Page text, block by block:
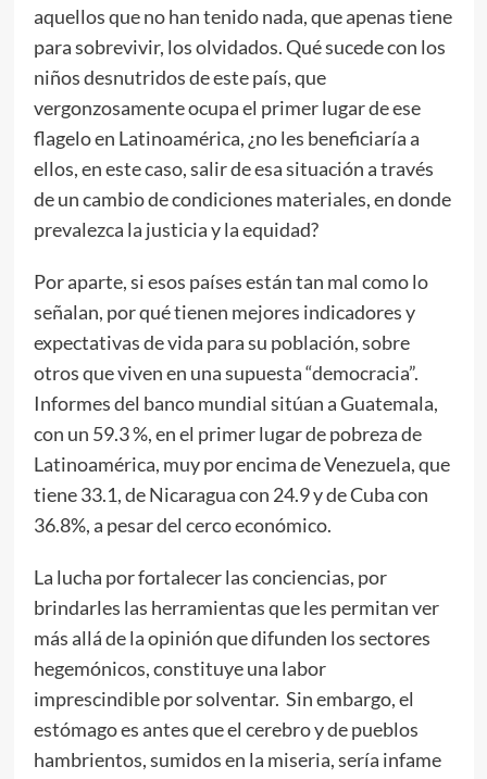
aquellos que no han tenido nada, que apenas tiene
para sobrevivir, los olvidados. Qué sucede con los
niños desnutridos de este país, que
vergonzosamente ocupa el primer lugar de ese
flagelo en Latinoamérica, ¿no les beneficiaría a
ellos, en este caso, salir de esa situación a través
de un cambio de condiciones materiales, en donde
prevalezca la justicia y la equidad?
Por aparte, si esos países están tan mal como lo
señalan, por qué tienen mejores indicadores y
expectativas de vida para su población, sobre
otros que viven en una supuesta “democracia”.
Informes del banco mundial sitúan a Guatemala,
con un 59.3 %, en el primer lugar de pobreza de
Latinoamérica, muy por encima de Venezuela, que
tiene 33.1, de Nicaragua con 24.9 y de Cuba con
36.8%, a pesar del cerco económico.
La lucha por fortalecer las conciencias, por
brindarles las herramientas que les permitan ver
más allá de la opinión que difunden los sectores
hegemónicos, constituye una labor
imprescindible por solventar. Sin embargo, el
estómago es antes que el cerebro y de pueblos
hambrientos, sumidos en la miseria, sería infame